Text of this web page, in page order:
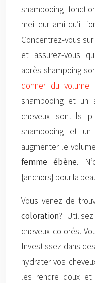
shampooing
meilleur ami qu’il
Concentrez-vous
et assurez-vous
après-shampoing
donner du volume
shampooing et un
cheveux sont-ils
shampooing et
augmenter le
femme ébène.
{anchors} pour la
Vous venez de
coloration?
cheveux colorés.
Investissez dans
hydrater vos
les rendre doux